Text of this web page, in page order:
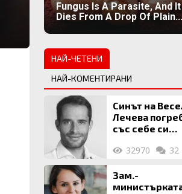
Fungus Is A Parasite, And It
Dies From A Drop Of Plain...
НАЙ-ЧЕТЕНИ
НАЙ-КОМЕНТИРАНИ
Синът на
Лечева
със себе си
млн. евро
32970 32
Зам.-